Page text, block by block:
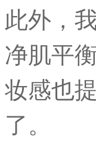
此外，
净肌平
妆感也
了。